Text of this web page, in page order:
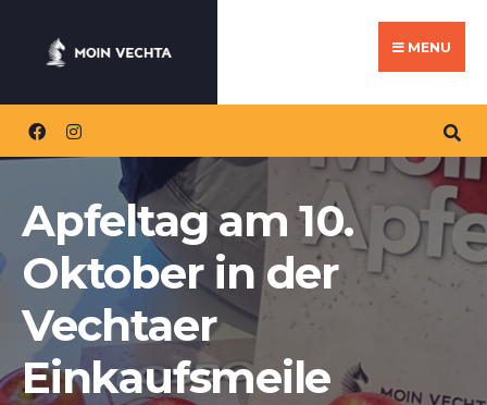
MENU
Apfeltag am 10.
Oktober in der
Vechtaer
Einkaufsmeile
for: